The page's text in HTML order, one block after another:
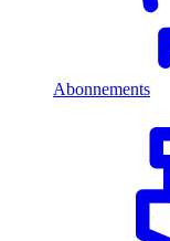
Abonnements